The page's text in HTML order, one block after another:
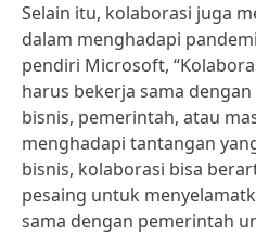
Selain itu, kolaborasi juga
dalam menghadapi
pendiri Microsoft,
harus bekerja sama
bisnis, pemerintah, atau
menghadapi tantangan
bisnis, kolaborasi bisa
pesaing untuk
sama dengan pemerintah